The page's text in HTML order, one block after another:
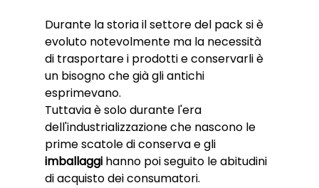
Durante la storia il settore del pack si è
evoluto notevolmente ma la necessità
di trasportare i prodotti e conservarli è
un bisogno che già gli antichi
esprimevano.
Tuttavia è solo durante l'era
dell'industrializzazione che nascono le
prime scatole di conserva e gli
imballaggi hanno poi seguito le abitudini
di acquisto dei consumatori.